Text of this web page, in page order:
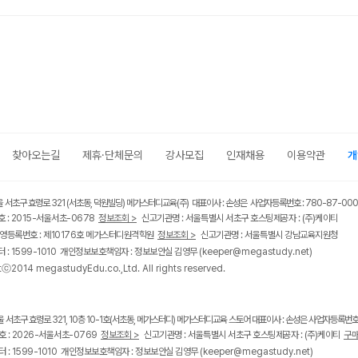
찾아오는길 제휴·단체문의 강사모집 인재채용 이용약관
초구 효령로 321 (서초동, 덕원빌딩) 메가스터디교육(주) 대표이사 : 손성은 사업자등록번호 : 780-87-
: 2015-서울서초-0678 정보조회 > 신고기관명 : 서울특별시 서초구 호스팅제공자 : (주)케이티
등록번호 : 제10176호 메가스터디원격학원 정보조회 > 신고기관명 : 서울특별시 강남교육지원청
: 1599-1010 개인정보보호책임자 : 정보보안실 김영무(keeper@megastudy.net)
megastudyEdu.co.,Ltd. All rights reserved.
초구 효령로 321, 10층 10-1호(서초동, 메가스터디) 메가스터디교육 스토어 대표이사 : 손성은 사업자등
호 : 2026-서울서초-0769 정보조회 > 신고기관명 : 서울특별시 서초구 호스팅제공자 : (주)케이티 구
: 1599-1010 개인정보보호책임자 : 정보보안실 김영무(keeper@megastudy.net)